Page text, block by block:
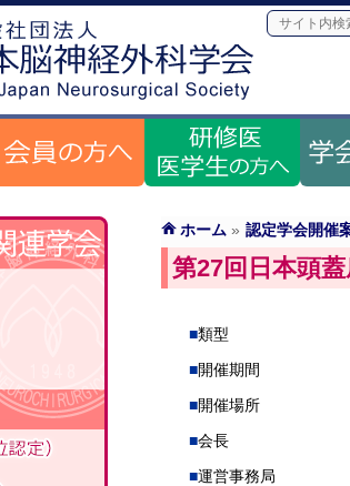
ホーム » 認定学会開催
第27回日本頭
類型
開催期間
開催場所
会長
運営事務局